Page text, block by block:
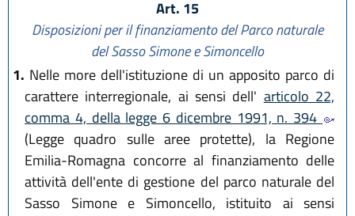
L.R. 18 luglio 2017, n. 16
L.R. 27 dicembre 2018, n. 24
L.R. 29 dicembre 2020, n. 11
L.R. 28 dicembre 2021, n. 19
L.R. 28 luglio 2023, n. 10
Art. 15
Disposizioni per il finanziamento del Parco naturale
del Sasso Simone e Simoncello
1. Nelle more dell'istituzione di un apposito parco di
carattere interregionale, ai sensi dell' articolo 22,
comma 4, della legge 6 dicembre 1991, n. 394
(Legge quadro sulle aree protette), la Regione
Emilia-Romagna concorre al finanziamento delle
attività dell'ente di gestione del parco naturale del
Sasso Simone e Simoncello, istituito ai sensi